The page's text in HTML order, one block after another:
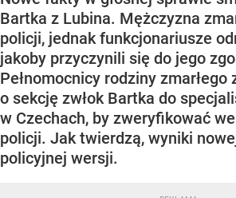
Bartka z Lubina. Mężczyzna
policji, jednak funkcjonariusze
jakoby przyczynili się do jego
Pełnomocnicy rodziny zmarłego
o sekcję zwłok Bartka do
w Czechach, by zweryfikować
policji. Jak twierdzą, wyniki
policyjnej wersji.